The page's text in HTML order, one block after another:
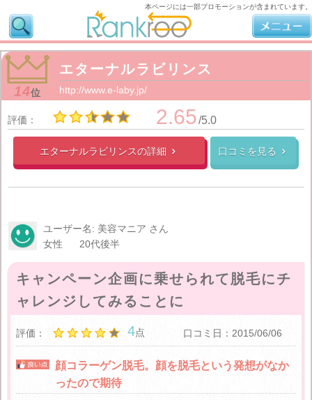
14位
エターナルラビリンス
http://www.e-laby.jp/
評価： 2.65/5.0
エターナルラビリンスの詳細  口コミを見る 
ユーザー名: 美容マニア さん
女性
20代後半
キャンペーン企画に乗せられて脱毛にチ
ャレンジしてみることに
評価： 4点 口コミ日：2015/06/06
顔コラーゲン脱毛。顔を脱毛という発想がなか
ったので期待
本ページには一部プロモーションが含まれています。